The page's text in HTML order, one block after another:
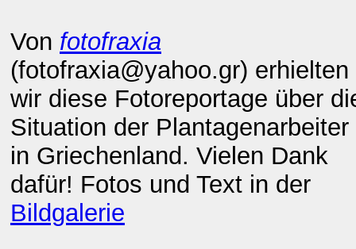
Von fotofraxia
(fotofraxia@yahoo.gr) erhielten
wir diese Fotoreportage über
Situation der Plantagenarbeiter
in Griechenland. Vielen Dank
dafür! Fotos und Text in der
Bildgalerie